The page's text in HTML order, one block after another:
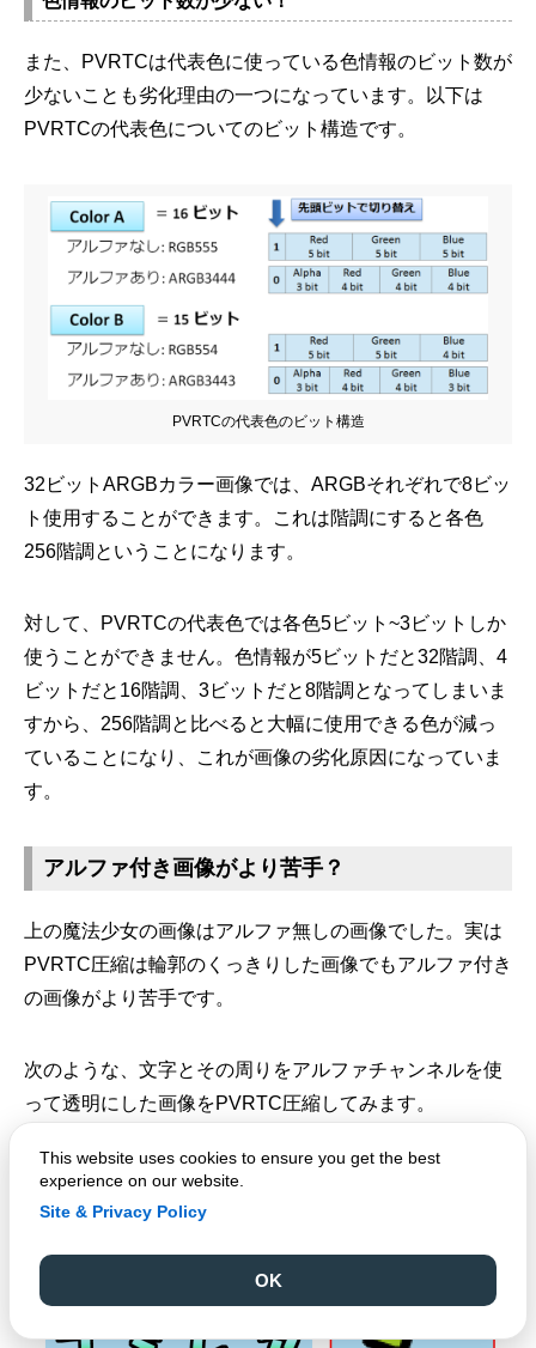
また、PVRTCは代表色に使っている色情報のビット数が
少ないことも劣化理由の一つになっています。以下は
PVRTCの代表色についてのビット構造です。
PVRTCの代表色のビット構造
32ビットARGBカラー画像では、ARGBそれぞれで8ビッ
ト使用することができます。これは階調にすると各色
256階調ということになります。
対して、PVRTCの代表色では各色5ビット~3ビットしか
使うことができません。色情報が5ビットだと32階調、4
ビットだと16階調、3ビットだと8階調となってしまいま
すから、256階調と比べると大幅に使用できる色が減っ
ていることになり、これが画像の劣化原因になっていま
す。
アルファ付き画像がより苦手？
上の魔法少女の画像はアルファ無しの画像でした。実は
PVRTC圧縮は輪郭のくっきりした画像でもアルファ付き
の画像がより苦手です。
次のような、文字とその周りをアルファチャンネルを使
って透明にした画像をPVRTC圧縮してみます。
This website uses cookies to ensure you get the best
experience on our website.
Site & Privacy Policy
OK